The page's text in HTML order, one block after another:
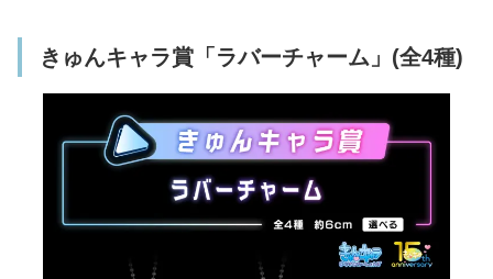
きゅんキャラ賞「ラバーチャーム」(全4種)